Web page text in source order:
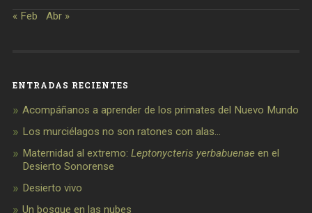
« Feb Abr »
ENTRADAS RECIENTES
Acompáñanos a aprender de los primates del Nuevo Mundo
Los murciélagos no son ratones con alas…
Maternidad al extremo: Leptonycteris yerbabuenaeen el
Desierto Sonorense
Desierto vivo
Un bosque en las nubes